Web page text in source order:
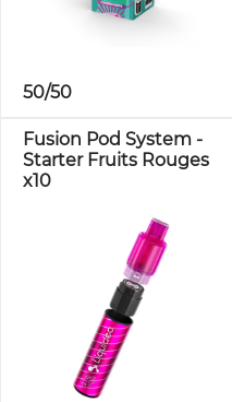
50/50
Fusion Pod System -
Starter Fruits Rouges
x10